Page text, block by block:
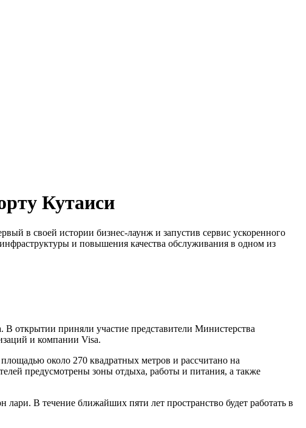
Кутаиси
в своей истории бизнес-лаунж и запустив сервис ускоренного
и повышения качества обслуживания в одном из
открытии приняли участие представители Министерства
и компании Visa.
около 270 квадратных метров и рассчитано на
предусмотрены зоны отдыха, работы и питания, а также
В течение ближайших пяти лет пространство будет работать в